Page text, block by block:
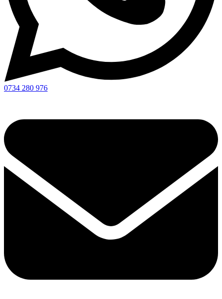
0734 280 976